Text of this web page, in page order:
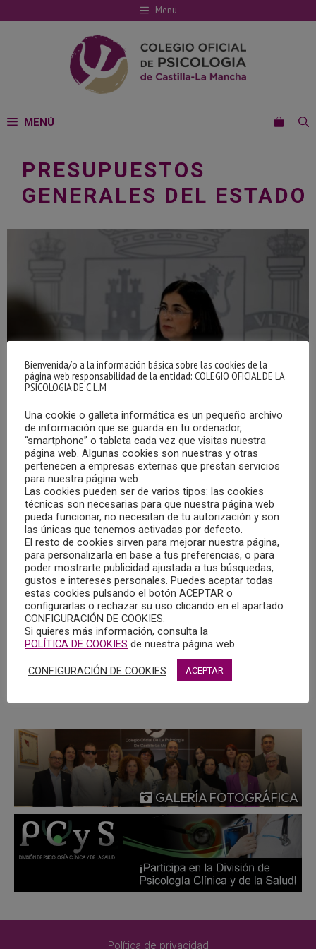
al
Menu
MENÚ
PRESUPUESTOS
GENERALES DEL ESTADO
EL GOBIERNO PACTA UN PLAN DE SALUD
MENTAL EN LOS PGE PARA CONTRATAR
PSICÓLOGOS EN COLEGIOS
18/11/2021
Según informa el diario elconfidencial.com, el Gobierno
ampliará el plan de salud mental con una nueva dotación
económica para llevarlo al sistema educativo. El objetivo
pasa por contratar a más psicólogos y orientadores en los
colegios públicos y desarrollar planes de prevención del
suicidio entre los más jóvenes.
MÁS
GALERÍA FOTOGRÁFICA
Política de privacidad
Bienvenida/o a la información básica sobre las cookies de la
página web responsabilidad de la entidad: COLEGIO OFICIAL DE LA
PSICOLOGIA DE C.L.M
Una cookie o galleta informática es un pequeño archivo
de información que se guarda en tu ordenador,
“smartphone” o tableta cada vez que visitas nuestra
página web. Algunas cookies son nuestras y otras
pertenecen a empresas externas que prestan servicios
para nuestra página web.
Las cookies pueden ser de varios tipos: las cookies
técnicas son necesarias para que nuestra página web
pueda funcionar, no necesitan de tu autorización y son
las únicas que tenemos activadas por defecto.
El resto de cookies sirven para mejorar nuestra página,
para personalizarla en base a tus preferencias, o para
poder mostrarte publicidad ajustada a tus búsquedas,
gustos e intereses personales. Puedes aceptar todas
estas cookies pulsando el botón ACEPTAR o
configurarlas o rechazar su uso clicando en el apartado
CONFIGURACIÓN DE COOKIES.
Si quieres más información, consulta la
POLÍTICA DE COOKIES de nuestra página web.
CONFIGURACIÓN DE COOKIES ACEPTAR